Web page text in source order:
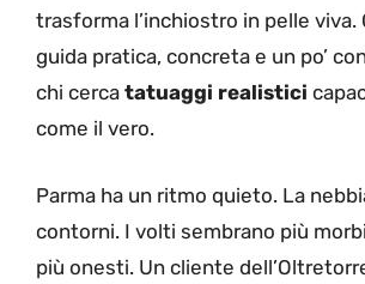
trasforma l’inchiostro in pelle viva.
guida pratica, concreta e un po’
chi cerca tatuaggi realistici
come il vero.
Parma ha un ritmo quieto. La
contorni. I volti sembrano più
più onesti. Un cliente